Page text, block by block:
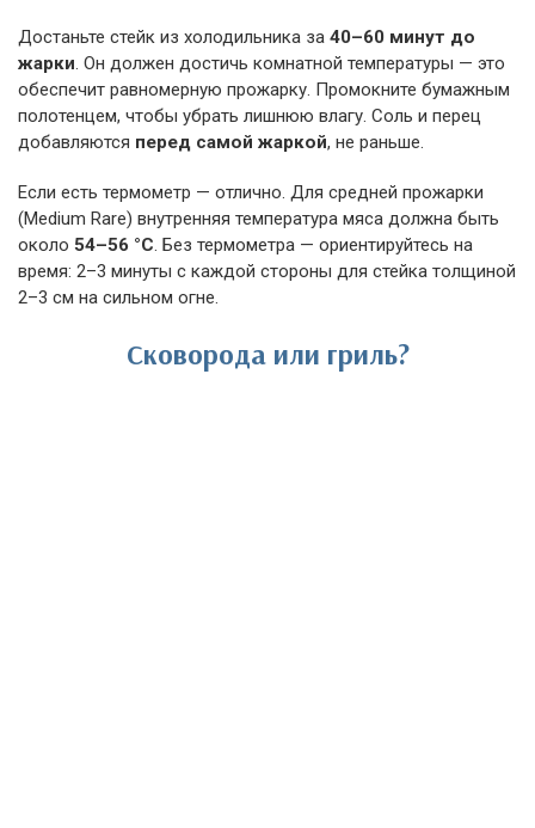
Достаньте стейк из холодильника за 40–60 минут до
жарки. Он должен достичь комнатной температуры — это
обеспечит равномерную прожарку. Промокните бумажным
полотенцем, чтобы убрать лишнюю влагу. Соль и перец
добавляются перед самой жаркой, не раньше.
Если есть термометр — отлично. Для средней прожарки
(Medium Rare) внутренняя температура мяса должна быть
около 54–56 °C. Без термометра — ориентируйтесь на
время: 2–3 минуты с каждой стороны для стейка толщиной
2–3 см на сильном огне.
Сковорода или гриль?